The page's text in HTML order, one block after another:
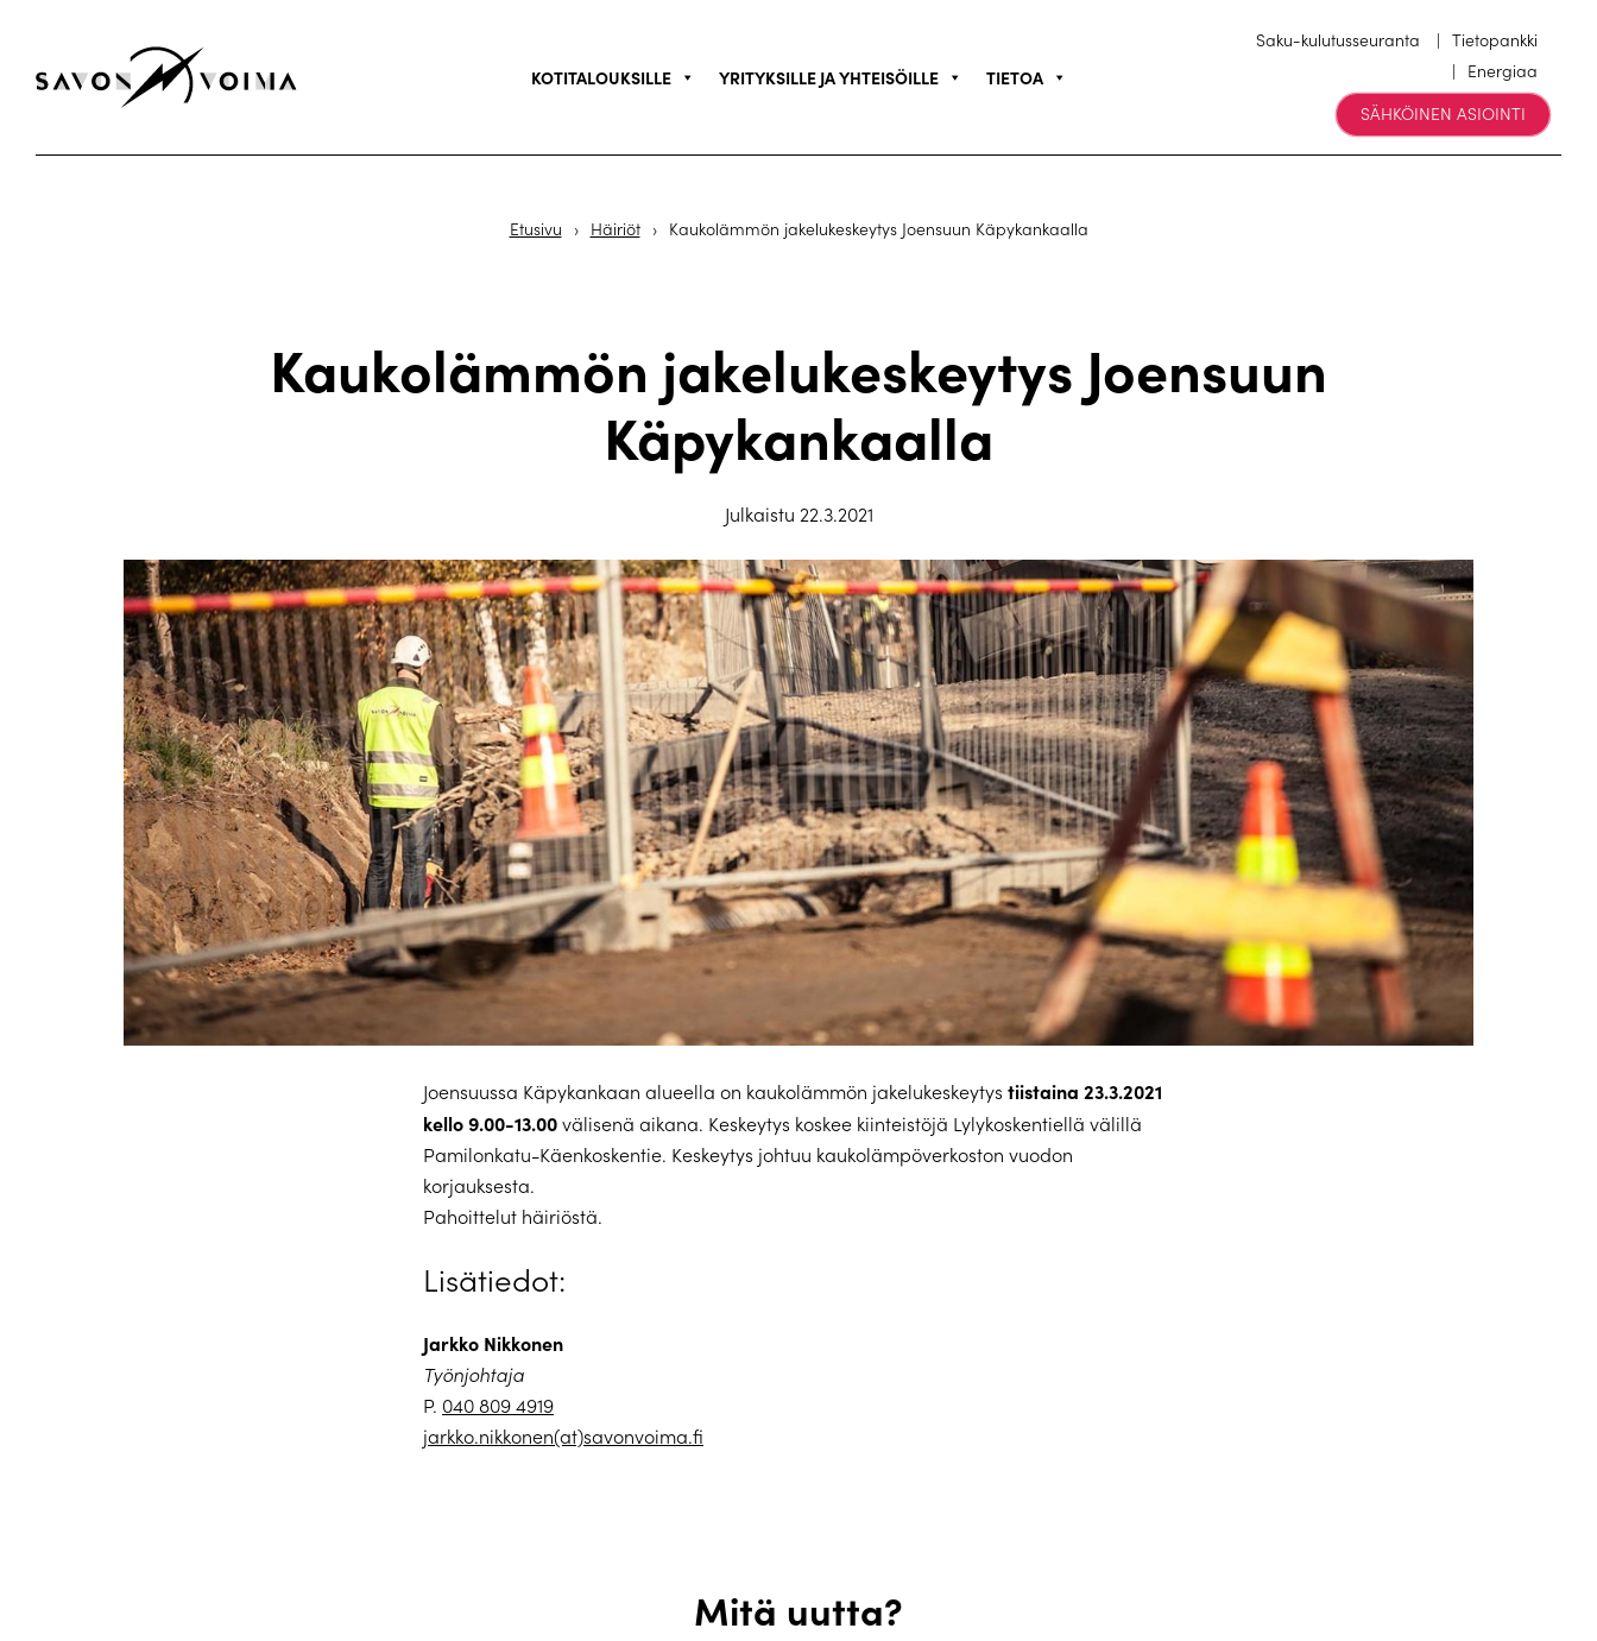
KOTITALOUKSILLE YRITYKSILLE JA YHTEISÖILLE TIETOA
Saku-kulutusseuranta
Tietopankki
Energiaa
SÄHKÖINEN ASIOINTI
Etusivu › Häiriöt › Kaukolämmön jakelukeskeytys Joensuun Käpykankaalla
Kaukolämmön jakelukeskeytys Joensuun
Käpykankaalla
Julkaistu 22.3.2021
Joensuussa Käpykankaan alueella on kaukolämmön jakelukeskeytys tiistaina 23.3.2021
kello 9.00-13.00välisenä aikana. Keskeytys koskee kiinteistöjä Lylykoskentiellä välillä
Pamilonkatu-Käenkoskentie. Keskeytys johtuu kaukolämpöverkoston vuodon
korjauksesta.
Pahoittelut häiriöstä.
Lisätiedot:
Jarkko Nikkonen
Työnjohtaja
P. 040 809 4919
jarkko.nikkonen(at)savonvoima.fi
Mitä uutta?